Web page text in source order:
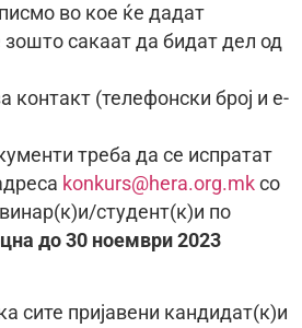
во кое ќе дадат
сакаат да бидат дел од
контакт (телефонски број и е-
треба да се испратат
konkurs@hera.org.mk со
студент(к)и по
до 30 ноември 2023
сите пријавени кандидат(к)и